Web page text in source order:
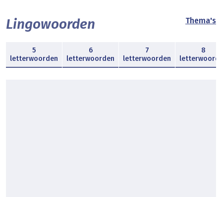
Lingowoorden Thema's
5
letterwoorden
6
letterwoorden
7
letterwoorden
8